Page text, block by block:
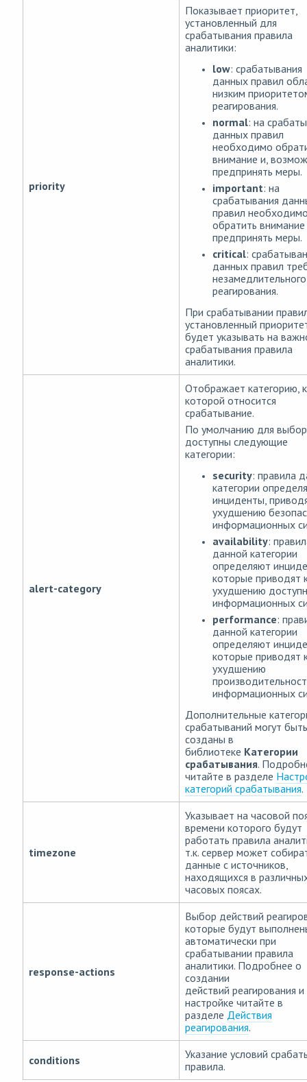
priority
Показывает приоритет,
установленный для
срабатывания правила
аналитики:
low: срабатывания
данных правил
низким
реагирования.
normal: на
данных правил
необходимо
внимание и,
предпринять меры.
important: на
срабатывания
правил
обратить
предпринять меры.
critical:
данных правил
незамедлительного
реагирования.
При срабатывании
установленный
будет указывать на
срабатывания правила
аналитики.
alert-category
Отображает категорию, к
которой относится
срабатывание.
По умолчанию для
доступны следующие
категории:
security: правила
категории
инциденты,
ухудшению
информационных
availability:
данной категории
определяют
которые приводят
ухудшению
информационных
performance:
данной категории
определяют
которые приводят
ухудшению
информационных
Дополнительные
срабатываний могут быть
созданы в
библиотеке Категории
срабатывания.
читайте в разделе
категорий срабатывания.
timezone
Указывает на часовой
времени которого будут
работать правила
т.к. сервер может
данные с источников,
находящихся в
часовых поясах.
response-actions
Выбор действий
которые будут
автоматически при
срабатывании правила
аналитики. Подробнее о
создании
действий реагирования и
настройке читайте в
разделе Действия
реагирования.
conditions
Указание условий
правила.